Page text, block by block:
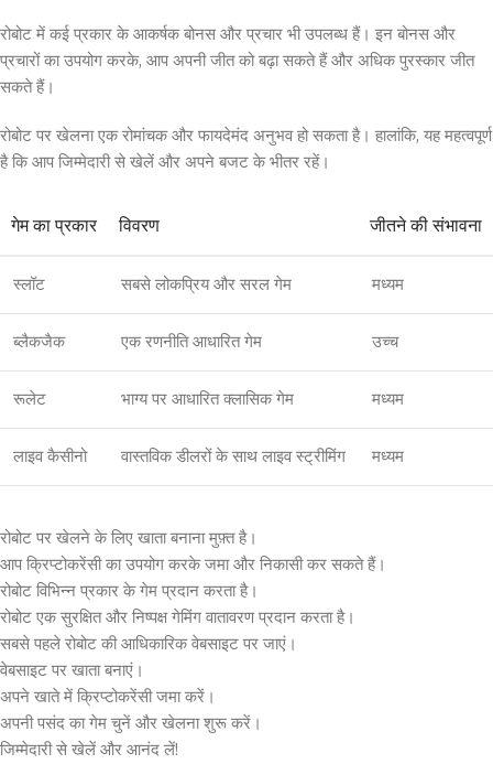
रोबोट में कई प्रकार के आकर्षक बोनस और प्रचार भी उपलब्ध हैं। इन बोनस और
प्रचारों का उपयोग करके, आप अपनी जीत को बढ़ा सकते हैं और अधिक पुरस्कार जीत
सकते हैं।
रोबोट पर खेलना एक रोमांचक और फायदेमंद अनुभव हो सकता है। हालांकि, यह महत्वपूर्ण
है कि आप जिम्मेदारी से खेलें और अपने बजट के भीतर रहें।
गेम का प्रकार विवरण जीतने की संभावना
स्लॉट सबसे लोकप्रिय और सरल गेम मध्यम
ब्लैकजैक एक रणनीति आधारित गेम उच्च
रूलेट भाग्य पर आधारित क्लासिक गेम मध्यम
लाइव कैसीनो वास्तविक डीलरों के साथ लाइव स्ट्रीमिंग मध्यम
रोबोट पर खेलने के लिए खाता बनाना मुफ़्त है।
आप क्रिप्टोकरेंसी का उपयोग करके जमा और निकासी कर सकते हैं।
रोबोट विभिन्न प्रकार के गेम प्रदान करता है।
रोबोट एक सुरक्षित और निष्पक्ष गेमिंग वातावरण प्रदान करता है।
सबसे पहले रोबोट की आधिकारिक वेबसाइट पर जाएं।
वेबसाइट पर खाता बनाएं।
अपने खाते में क्रिप्टोकरेंसी जमा करें।
अपनी पसंद का गेम चुनें और खेलना शुरू करें।
जिम्मेदारी से खेलें और आनंद लें!